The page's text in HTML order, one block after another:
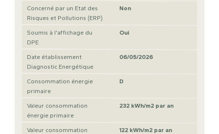
Concerné par un Etat des
Risques et Pollutions (ERP)
Non
Soumis à l'affichage du
DPE
Oui
Date établissement
Diagnostic Energétique
06/05/2026
Consommation énergie
primaire
D
Valeur consommation
énergie primaire
232 kWh/m2 par an
Valeur consommation
122 kWh/m2 par an